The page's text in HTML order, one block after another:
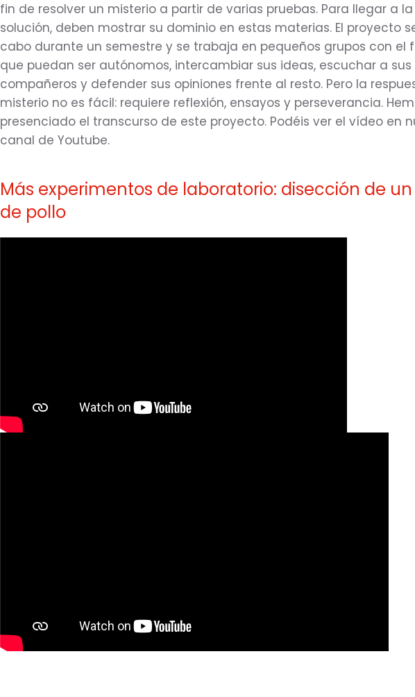
fin de resolver un misterio a partir de varias pruebas. Para llegar a la
solución, deben mostrar su dominio en estas materias. El proyecto
cabo durante un semestre y se trabaja en pequeños grupos con el
que puedan ser autónomos, intercambiar sus ideas, escuchar a sus
compañeros y defender sus opiniones frente al resto. Pero la
misterio no es fácil: requiere reflexión, ensayos y perseverancia.
presenciado el transcurso de este proyecto. Podéis ver el vídeo en
canal de Youtube.
Más experimentos de laboratorio: disección de
de pollo